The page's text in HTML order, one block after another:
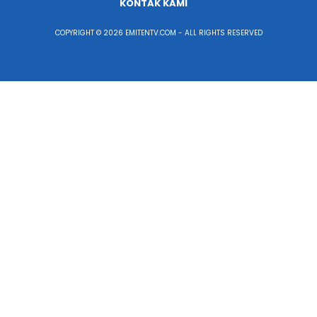
KONTAK KAMI
COPYRIGHT © 2026 EMITENTV.COM - ALL RIGHTS RESERVED